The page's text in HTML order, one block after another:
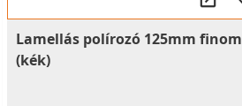
Lamellás polírozó 125mm finom
(kék)